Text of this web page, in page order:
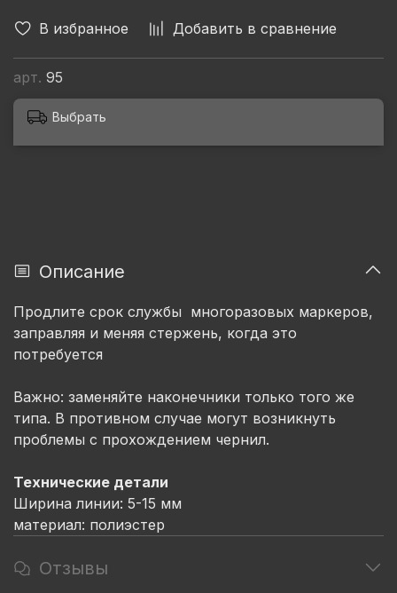
В избранное Добавить в сравнение
арт. 95
Выбрать
Описание
Продлите срок службы многоразовых маркеров,
заправляя и меняя стержень, когда это
потребуется
Важно: заменяйте наконечники только того же
типа. В противном случае могут возникнуть
проблемы с прохождением чернил.
Технические детали
Ширина линии: 5-15 мм
материал: полиэстер
Отзывы